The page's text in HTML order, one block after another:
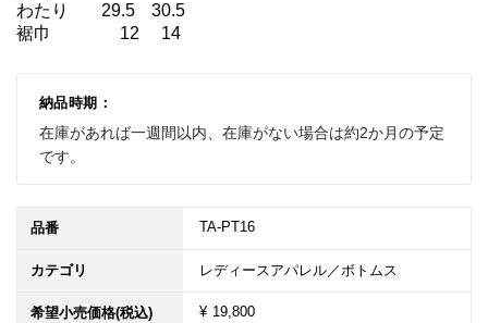
わたり      29.5   30.5
裾巾　	　   12    14
納品時期：
在庫があれば一週間以内、在庫がない場合は約2か月の予定
です。
品番 TA-PT16
カテゴリ レディースアパレル／ボトムス
希望小売価格(税込) ¥ 19,800